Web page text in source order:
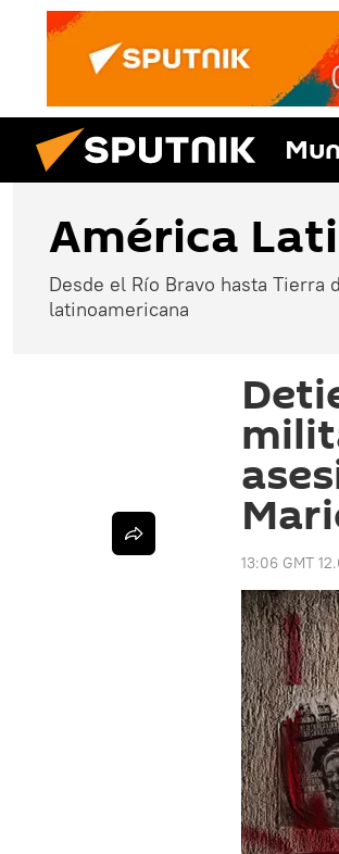
América
Desde el Río Bravo hasta
latinoamericana
13:06 GMT